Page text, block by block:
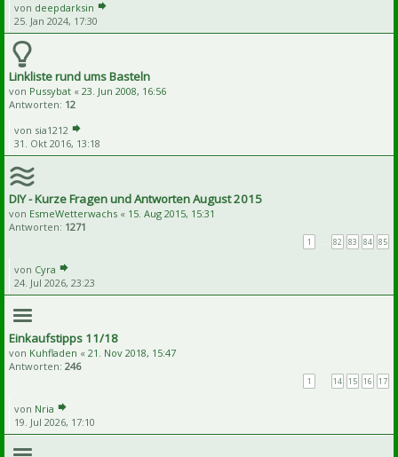
von deepdarksin
25. Jan 2024, 17:30
Linkliste rund ums Basteln
von Pussybat « 23. Jun 2008, 16:56
Antworten: 12
von sia1212
31. Okt 2016, 13:18
DIY - Kurze Fragen und Antworten August 2015
von EsmeWetterwachs « 15. Aug 2015, 15:31
Antworten: 1271
1 82 83 84 85
von Cyra
24. Jul 2026, 23:23
Einkaufstipps 11/18
von Kuhfladen « 21. Nov 2018, 15:47
Antworten: 246
1 14 15 16 17
von Nria
19. Jul 2026, 17:10